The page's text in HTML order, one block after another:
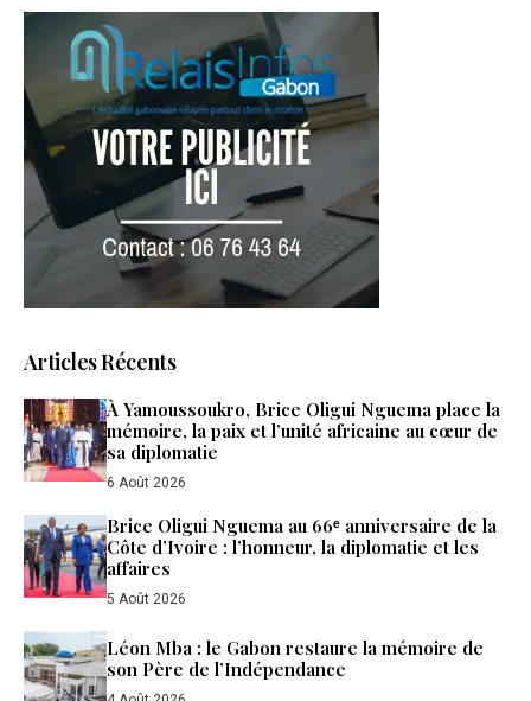
Articles Récents
À Yamoussoukro, Brice Oligui Nguema place la
mémoire, la paix et l’unité africaine au cœur de
sa diplomatie
6 Août 2026
Brice Oligui Nguema au 66ᵉ anniversaire de la
Côte d’Ivoire : l’honneur, la diplomatie et les
affaires
5 Août 2026
Léon Mba : le Gabon restaure la mémoire de
son Père de l’Indépendance